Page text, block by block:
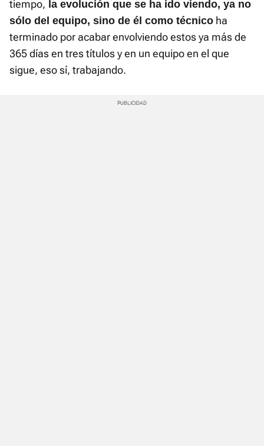
tiempo, la evolución que se ha ido viendo, ya no
sólo del equipo, sino de él como técnico ha
terminado por acabar envolviendo estos ya más de
365 días en tres títulos y en un equipo en el que
sigue, eso sí, trabajando.